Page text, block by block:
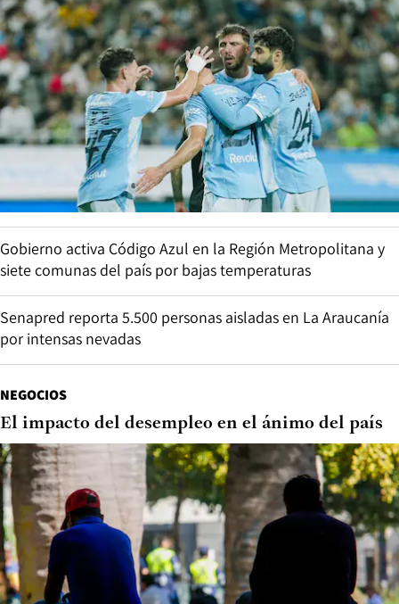
Gobierno activa Código Azul en la Región Metropolitana y
siete comunas del país por bajas temperaturas
Senapred reporta 5.500 personas aisladas en La Araucanía
por intensas nevadas
NEGOCIOS
El impacto del desempleo en el ánimo del país